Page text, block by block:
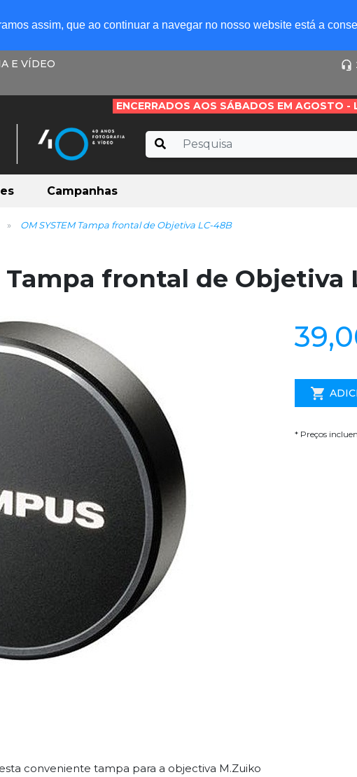
assim, que ao continuar a navegar no nosso website está a
E VÍDEO
ENCERRADOS AOS SÁBADOS EM AGOSTO -
Campanhas
OM SYSTEM Tampa frontal de Objetiva LC-48B
Tampa frontal de Objetiva
conveniente tampa para a objectiva M.Zuiko
* Preços